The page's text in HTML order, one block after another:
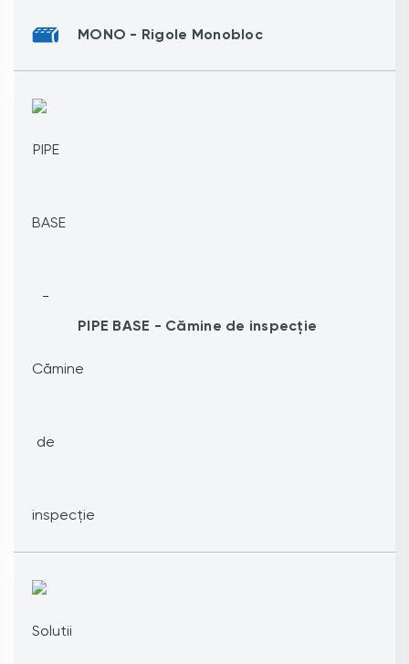
MONO - Rigole Monobloc
PIPE BASE - Cămine de inspecție